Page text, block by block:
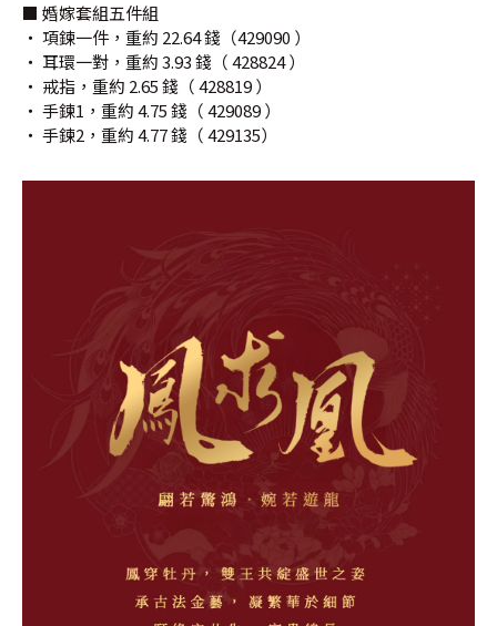
■ 婚嫁套組五件組
‧ 項鍊一件，重約 22.64 錢（429090 ）
‧ 耳環一對，重約 3.93 錢（ 428824 ）
‧ 戒指，重約 2.65 錢（ 428819 ）
‧ 手鍊1，重約 4.75 錢（ 429089 ）
‧ 手鍊2，重約 4.77 錢（ 429135）